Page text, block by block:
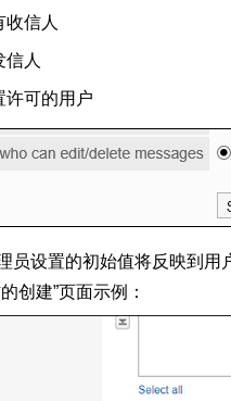
收信人
信人
许可的用户
员设置的初始值将反映到用
创建”页面示例：